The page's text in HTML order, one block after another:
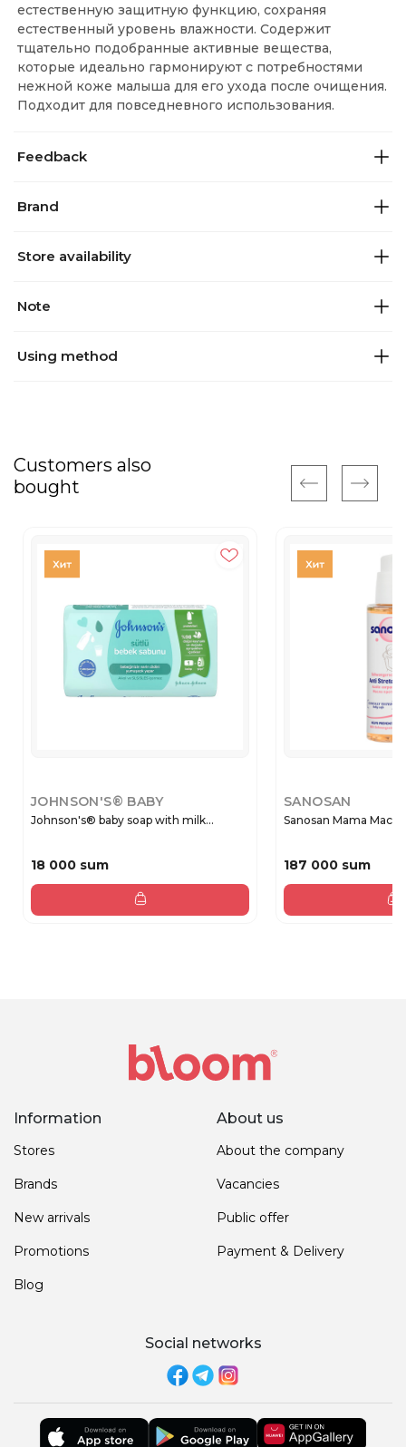
естественную защитную функцию, сохраняя
естественный уровень влажности. Содержит
тщательно подобранные активные вещества,
которые идеально гармонируют с потребностями
нежной коже малыша для его ухода после очищения.
Подходит для повседневного использования.
Feedback
Brand
Store availability
Note
Using method
Customers also
bought
JOHNSON'S® BABY
Johnson's® baby soap with milk...
18 000 sum
SANOSAN
Sanosan Mama
187 000 sum
Information
Stores
Brands
New arrivals
Promotions
Blog
About us
About the company
Vacancies
Public offer
Payment & Delivery
Social networks